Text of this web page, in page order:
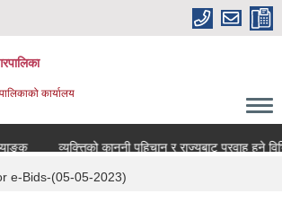
कार्यालय
व्यक्त्तिको कानुनी पहिचान र राज्यबाट प्रवाह हुने
e-Bids-(05-05-2023)